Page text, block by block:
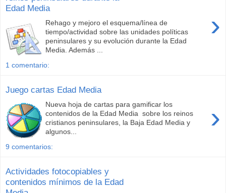
Edad Media
›
Rehago y mejoro el esquema/línea de
tiempo/actividad sobre las unidades políticas
peninsulares y su evolución durante la Edad
Media. Además ...
1 comentario:
Juego cartas Edad Media
›
Nueva hoja de cartas para gamificar los
contenidos de la Edad Media sobre los reinos
cristianos peninsulares, la Baja Edad Media y
algunos...
9 comentarios:
Actividades fotocopiables y
contenidos mínimos de la Edad